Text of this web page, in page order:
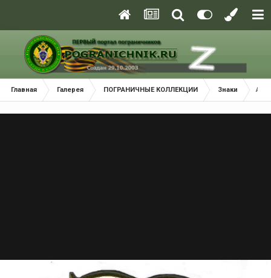
Главная Галерея ПОГРАНИЧНЫЕ КОЛЛЕКЦИИ Знаки